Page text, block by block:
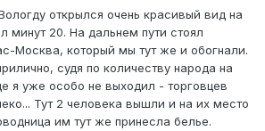
открылся очень красивый вид на
минут 20. На дальнем пути стоял
Москва, который мы тут же и обогнали.
судя по количеству народа на
я уже особо не выходил - торговцев
Тут 2 человека вышли и на их место
им тут же принесла белье.